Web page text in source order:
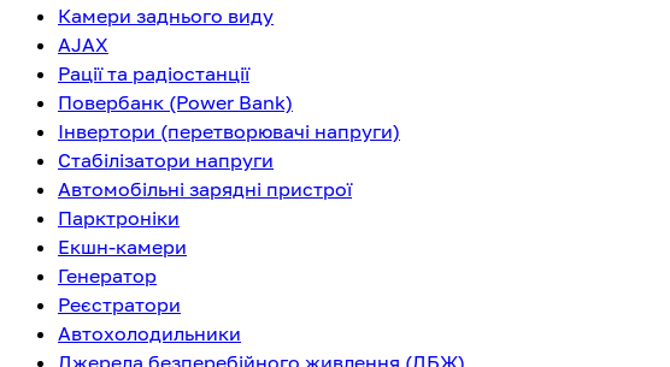
Камери заднього виду
AJAX
Рації та радіостанції
Повербанк (Power Bank)
Інвертори (перетворювачі напруги)
Стабілізатори напруги
Автомобільні зарядні пристрої
Парктроніки
Екшн-камери
Генератор
Реєстратори
Автохолодильники
Джерела безперебійного живлення (ДБЖ)